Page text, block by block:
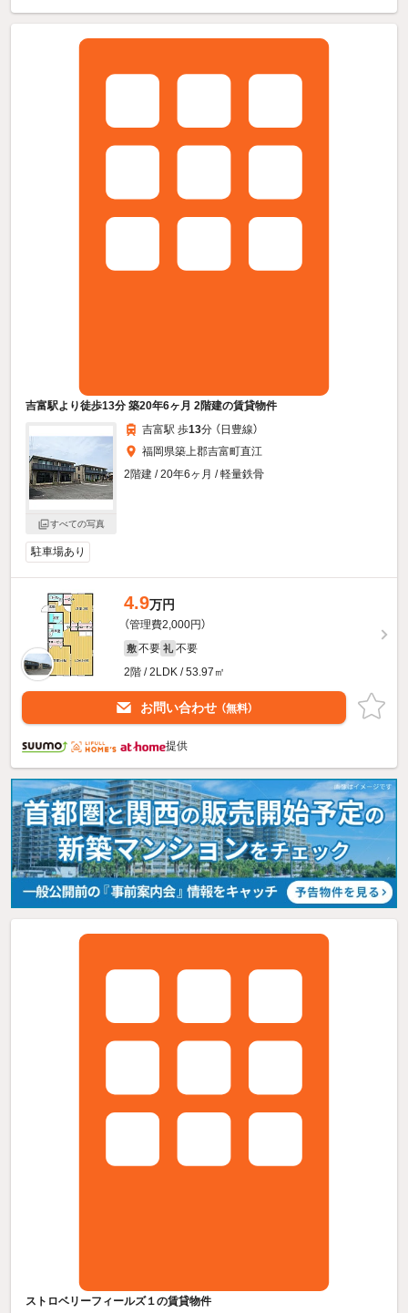
吉富駅より徒歩13分 築20年6ヶ月 2階建の賃貸物件
すべての写真
吉富駅 歩13分 （日豊線）
福岡県築上郡吉富町直江
2階建 / 20年6ヶ月 / 軽量鉄骨
駐車場あり
4.9万円
（管理費2,000円）
敷 不要 礼 不要
2階 / 2LDK / 53.97㎡
お問い合わせ （無料）
提供
ストロベリーフィールズ１の賃貸物件